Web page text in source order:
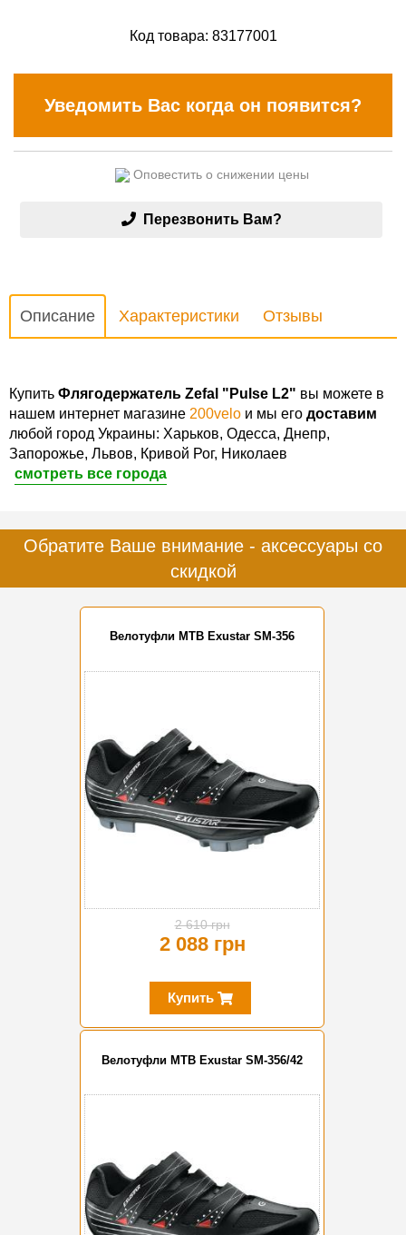
Код товара: 83177001
Уведомить Вас когда он появится?
Оповестить о снижении цены
Перезвонить Вам?
Описание Характеристики Отзывы
Купить Флягодержатель Zefal "Pulse L2" вы можете в
нашем интернет магазине 200velo и мы его доставим
любой город Украины: Харьков, Одесса, Днепр,
Запорожье, Львов, Кривой Рог, Николаев
смотреть все города
Обратите Ваше внимание - аксессуары со
скидкой
Велотуфли MTB Exustar SM-356
2 610 грн
2 088 грн
Купить
Велотуфли MTB Exustar SM-356/42